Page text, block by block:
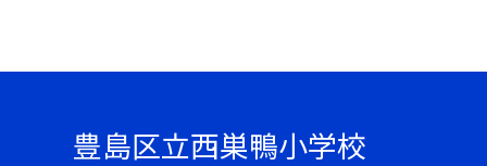
豊島区立西巣鴨小学校